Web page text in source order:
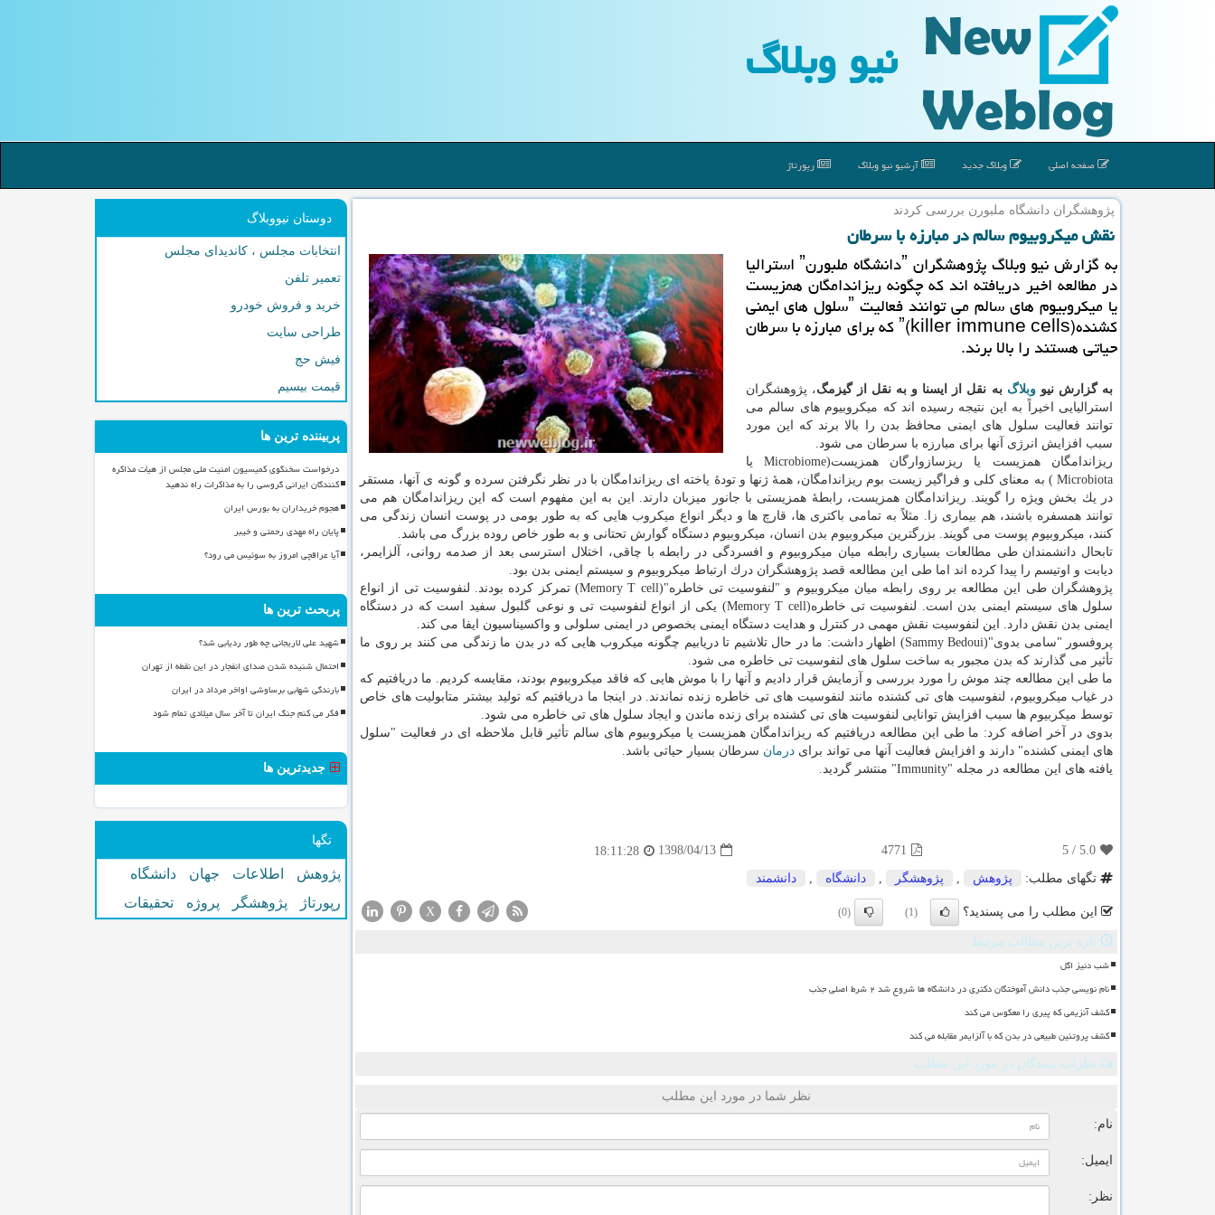
نیو وبلاگ
صفحه اصلی وبلاگ جدید آرشیو نیو وبلاگ رپورتاژ
پژوهشگران دانشگاه ملبورن بررسی كردند
نقش میكروبیوم سالم در مبارزه با سرطان
به گزارش نیو وبلاگ پژوهشگران ˮدانشگاه ملبورنˮ استرالیا
در مطالعه اخیر دریافته اند كه چگونه ریزاندامگان همزیست
یا میكروبیوم های سالم می توانند فعالیت ˮسلول های ایمنی
كشندهˮ(killer immune cells) كه برای مبارزه با سرطان
حیاتی هستند را بالا برند.
به گزارش نیووبلاگ به نقل از ایسنا و به نقل از گیزمگ، پژوهشگران
استرالیایی اخیراً به این نتیجه رسیده اند كه میكروبیوم های سالم می
توانند فعالیت سلول های ایمنی محافظ بدن را بالا برند كه این مورد
سبب افزایش انرژی آنها برای مبارزه با سرطان می شود.
ریزاندامگان همزیست یا ریزسازوارگان همزیست(Microbiome یا
Microbiota ) به معنای كلی و فراگیر زیست بوم ریزاندامگان، همهٔ ژنها و تودهٔ یاخته ای ریزاندامگان با در نظر نگرفتن سرده و گونه ی آنها، مستقر
در یك بخش ویژه را گویند. ریزاندامگان همزیست، رابطهٔ همزیستی با جانور میزبان دارند. این به این مفهوم است كه این ریزاندامگان هم می
توانند همسفره باشند، هم بیماری زا. مثلاً به تمامی باكتری ها، قارچ ها و دیگر انواع میكروب هایی كه به طور بومی در پوست انسان زندگی می
كنند، میكروبیوم پوست می گویند. بزرگترین میكروبیوم بدن انسان، میكروبیوم دستگاه گوارش تحتانی و به طور خاص روده بزرگ می باشد.
تابحال دانشمندان طی مطالعات بسیاری رابطه میان میكروبیوم و افسردگی در رابطه با چاقی، اختلال استرسی بعد از صدمه روانی، آلزایمر،
دیابت و اوتیسم را پیدا كرده اند اما طی این مطالعه قصد پژوهشگران درك ارتباط میكروبیوم و سیستم ایمنی بدن بود.
پژوهشگران طی این مطالعه بر روی رابطه میان میكروبیوم و "لنفوسیت تی خاطره"(Memory T cell) تمركز كرده بودند. لنفوسیت تی از انواع
سلول های سیستم ایمنی بدن است. لنفوسیت تی خاطره(Memory T cell) یكی از انواع لنفوسیت تی و نوعی گلبول سفید است كه در دستگاه
ایمنی بدن نقش دارد. این لنفوسیت نقش مهمی در كنترل و هدایت دستگاه ایمنی بخصوص در ایمنی سلولی و واكسیناسیون ایفا می كند.
پروفسور "سامی بدوی"(Sammy Bedoui) اظهار داشت: ما در حال تلاشیم تا دریابیم چگونه میكروب هایی كه در بدن ما زندگی می كنند بر روی ما
تأثیر می گذارند كه بدن مجبور به ساخت سلول های لنفوسیت تی خاطره می شود.
ما طی این مطالعه چند موش را مورد بررسی و آزمایش قرار دادیم و آنها را با موش هایی كه فاقد میكروبیوم بودند، مقایسه كردیم. ما دریافتیم كه
در غیاب میكروبیوم، لنفوسیت های تی كشنده مانند لنفوسیت های تی خاطره زنده نماندند. در اینجا ما دریافتیم كه تولید بیشتر متابولیت های خاص
توسط میكربیوم ها سبب افزایش توانایی لنفوسیت های تی كشنده برای زنده ماندن و ایجاد سلول های تی خاطره می شود.
بدوی در آخر اضافه كرد: ما طی این مطالعه دریافتیم كه ریزاندامگان همزیست یا میكروبیوم های سالم تأثیر قابل ملاحظه ای در فعالیت "سلول
های ایمنی كشنده" دارند و افزایش فعالیت آنها می تواند برای درمان سرطان بسیار حیاتی باشد.
یافته های این مطالعه در مجله "Immunity" منتشر گردید.
5.0
/
5
4771
1398/04/13
18:11:28
تگهای مطلب:
پژوهش پژوهشگر دانشگاه دانشمند
این مطلب را می پسندید؟ (1)
(0)
X
تازه ترین مطالب مرتبط
شب دنیز اگل
نام نویسی جذب دانش آموختگان دکتری در دانشگاه ها شروع شد ۲ شرط اصلی جذب
کشف آنزیمی که پیری را معکوس می کند
کشف پروتئین طبیعی در بدن که با آلزایمر مقابله می کند
نظرات بینندگان در مورد این مطلب
نظر شما در مورد این مطلب
نام:
ایمیل:
نظر:
دوستان نیووبلاگ
انتخابات مجلس ، کاندیدای مجلس
تعمیر تلفن
خرید و فروش خودرو
طراحی سایت
فیش حج
قیمت بیسیم
پربیننده ترین ها
درخواست سخنگوی کمیسیون امنیت ملی مجلس از هیأت مذاکره
کنندگان ایرانی گروسی را به مذاکرات راه ندهید
هجوم خریداران به بورس ایران
پایان راه مهدی رحمتی و خیبر
آیا عراقچی امروز به سوئیس می رود؟
پربحث ترین ها
شهید علی لاریجانی چه طور ردیابی شد؟
احتمال شنیده شدن صدای انفجار در این نقطه از تهران
بارندگی شهابی برساوشی اواخر مرداد در ایران
فکر می کنم جنگ ایران تا آخر سال میلادی تمام شود
جدیدترین ها
تگها
پژوهش اطلاعات جهان
دانشگاه
رپورتاژ
پژوهشگر پروژه تحقیقات